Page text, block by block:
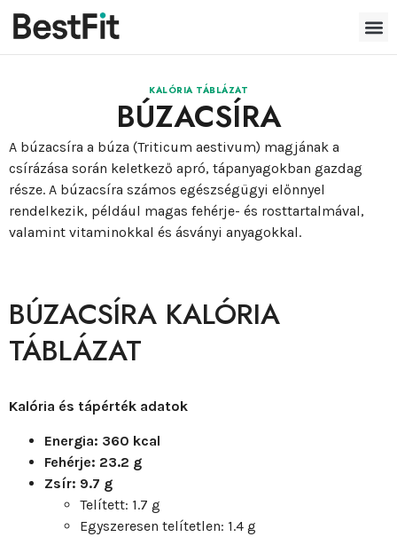
KALÓRIA TÁBLÁZAT
BÚZACSÍRA
A búzacsíra a búza (Triticum aestivum) magjának a
csírázása során keletkező apró, tápanyagokban gazdag
része. A búzacsíra számos egészségügyi előnnyel
rendelkezik, például magas fehérje- és rosttartalmával,
valamint vitaminokkal és ásványi anyagokkal.
BÚZACSÍRA KALÓRIA
TÁBLÁZAT
Kalória és tápérték adatok
Energia: 360 kcal
Fehérje: 23.2 g
Zsír: 9.7 g
Telített: 1.7 g
Egyszeresen telítetlen: 1.4 g